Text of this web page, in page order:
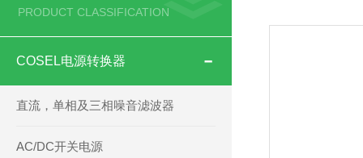
PRODUCT CLASSIFICATION
COSEL电源转换器
直流，单相及三相噪音滤波器
AC/DC开关电源